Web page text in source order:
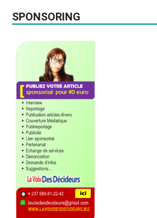
SPONSORING